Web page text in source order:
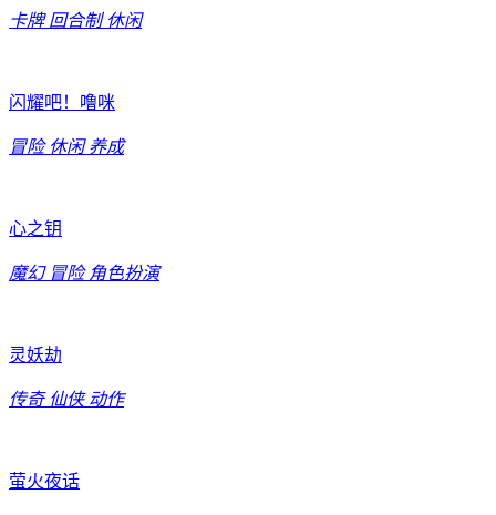
卡牌 回合制 休闲
闪耀吧！噜咪
冒险 休闲 养成
心之钥
魔幻 冒险 角色扮演
灵妖劫
传奇 仙侠 动作
萤火夜话